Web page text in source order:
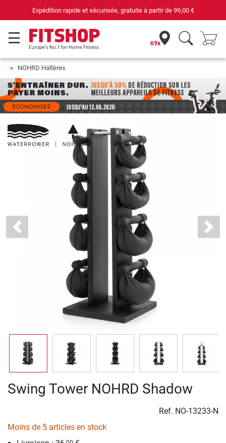
Expédition rapide et sécurisée, gratuite à partir de99,00 €
69x
NOHRD Haltères
Previous Next
Swing Tower NOHRD Shadow
Ref. NO-13233-N
Moins de 5 articles en stock